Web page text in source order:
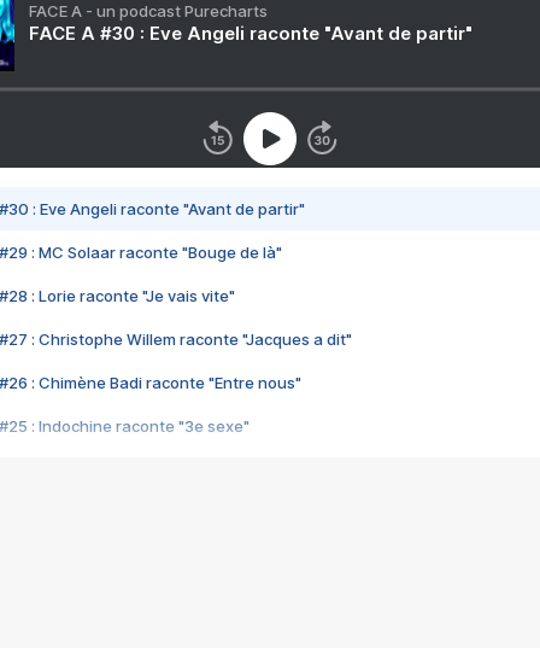
FACE A - un podcast Purecharts
FACE A #30 : Eve Angeli raconte "Avant de partir"
#30 : Eve Angeli raconte "Avant de partir"
#29 : MC Solaar raconte "Bouge de là"
#28 : Lorie raconte "Je vais vite"
#27 : Christophe Willem raconte "Jacques a dit"
#26 : Chimène Badi raconte "Entre nous"
#25 : Indochine raconte "3e sexe"